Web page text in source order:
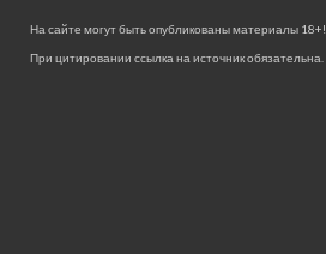
На сайте могут быть опубликованы материалы 18+!
При цитировании ссылка на источник обязательна.